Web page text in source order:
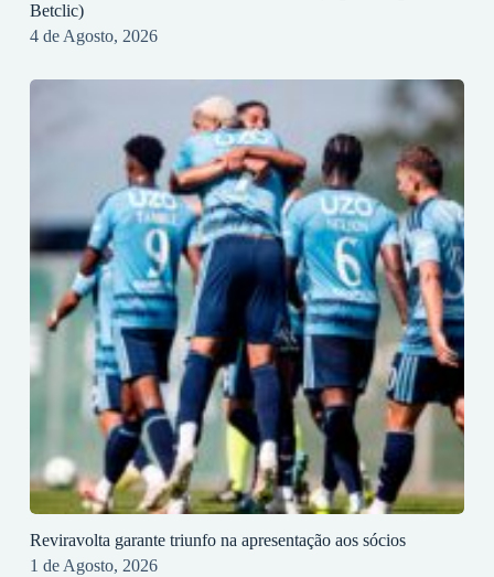
Betclic)
4 de Agosto, 2026
Reviravolta garante triunfo na apresentação aos sócios
1 de Agosto, 2026